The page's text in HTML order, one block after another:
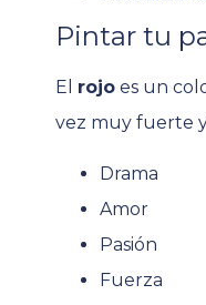
Pintar tu
El rojo es un
vez muy fuerte
Drama
Amor
Pasión
Fuerza